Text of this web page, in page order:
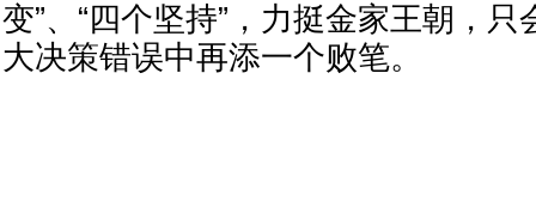
变”、“四个坚持”，力挺金家王朝，
大决策错误中再添一个败笔。